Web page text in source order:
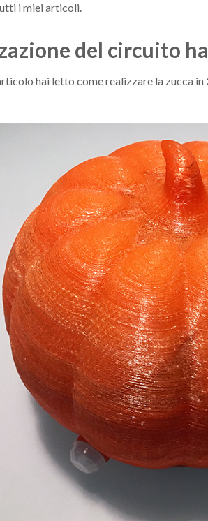
i miei articoli.
del circuito
hai letto come realizzare la zucca in